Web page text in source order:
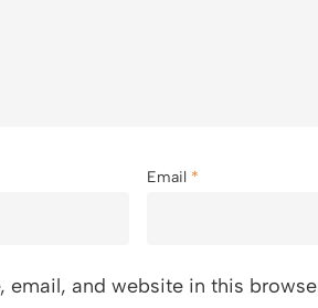
Email *
email, and website in this